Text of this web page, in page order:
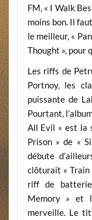
FM, « I Walk
moins bon. Il
le meilleur, «
Thought », pour
Les riffs de
Portnoy, les
puissante de
Pourtant,
All Evil » est la
Prison » de «
débute
clôturait « Train
riff de
Memory » et
merveille. Le